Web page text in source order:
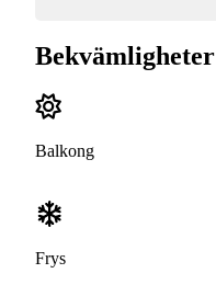
Bekvämligheter
Balkong
Frys